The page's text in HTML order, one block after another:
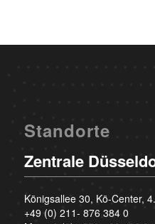
Standorte
Zentrale
Königsallee 30, Kö-Center,
+49 (0) 211- 876 384 0